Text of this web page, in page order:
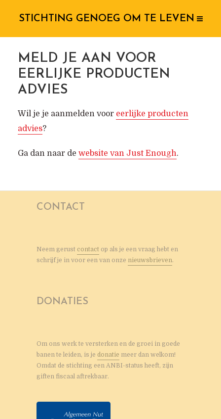
STICHTING GENOEG OM TE LEVEN
MELD JE AAN VOOR
EERLIJKE PRODUCTEN
ADVIES
Wil je je aanmelden voor eerlijke producten
advies?
Ga dan naar de website van Just Enough.
CONTACT
Neem gerust contact op als je een vraag hebt en
schrijf je in voor een van onze nieuwsbrieven.
DONATIES
Om ons werk te versterken en de groei in goede
banen te leiden, is je donatie meer dan welkom!
Omdat de stichting een ANBI-status heeft, zijn
giften fiscaal aftrekbaar.